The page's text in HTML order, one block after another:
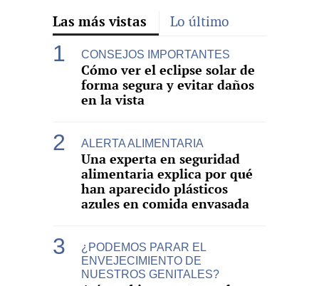
Las más vistas Lo último
CONSEJOS IMPORTANTES
Cómo ver el eclipse solar de
forma segura y evitar daños
en la vista
ALERTA ALIMENTARIA
Una experta en seguridad
alimentaria explica por qué
han aparecido plásticos
azules en comida envasada
¿PODEMOS PARAR EL
ENVEJECIMIENTO DE
NUESTROS GENITALES?